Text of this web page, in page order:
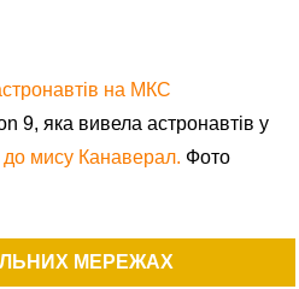
на МКС
9, яка вивела астронавтів у
мису Канаверал. Фото
МЕРЕЖАХ